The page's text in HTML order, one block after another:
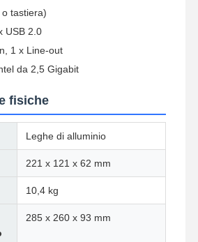
tastiera)
USB 2.0
1 x Line-out
da 2,5 Gigabit
fisiche
Leghe di alluminio
221 x 121 x 62 mm
10,4 kg
285 x 260 x 93 mm